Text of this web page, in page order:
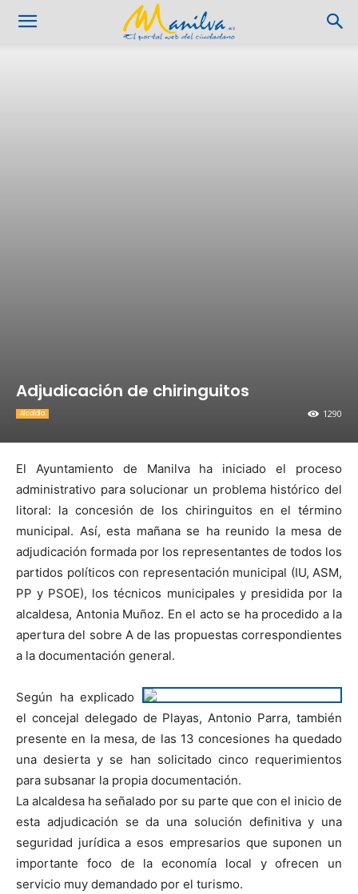
Adjudicación de chiringuitos
1290
Alcaldia
El Ayuntamiento de Manilva ha iniciado el proceso
administrativo para solucionar un problema histórico del
litoral: la concesión de los chiringuitos en el término
municipal. Así, esta mañana se ha reunido la mesa de
adjudicación formada por los representantes de todos los
partidos políticos con representación municipal (IU, ASM,
PP y PSOE), los técnicos municipales y presidida por la
alcaldesa, Antonia Muñoz. En el acto se ha procedido a la
apertura del sobre A de las propuestas correspondientes
a la documentación general.
Según ha explicado
el concejal delegado de Playas, Antonio Parra, también
presente en la mesa, de las 13 concesiones ha quedado
una desierta y se han solicitado cinco requerimientos
para subsanar la propia documentación.
La alcaldesa ha señalado por su parte que con el inicio de
esta adjudicación se da una solución definitiva y una
seguridad jurídica a esos empresarios que suponen un
importante foco de la economía local y ofrecen un
servicio muy demandado por el turismo.